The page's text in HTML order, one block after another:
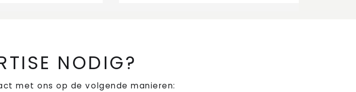
NODIG?
met ons op de volgende manieren: